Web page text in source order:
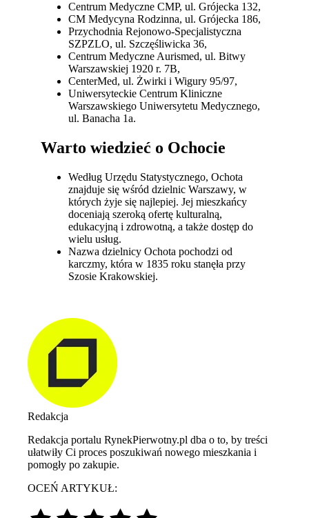
Centrum Medyczne CMP, ul. Grójecka 132,
CM Medycyna Rodzinna, ul. Grójecka 186,
Przychodnia Rejonowo-Specjalistyczna
SZPZLO, ul. Szczęśliwicka 36,
Centrum Medyczne Aurismed, ul. Bitwy
Warszawskiej 1920 r. 7B,
CenterMed, ul. Żwirki i Wigury 95/97,
Uniwersyteckie Centrum Kliniczne
Warszawskiego Uniwersytetu Medycznego,
ul. Banacha 1a.
Warto wiedzieć o Ochocie
Według Urzędu Statystycznego, Ochota
znajduje się wśród dzielnic Warszawy, w
których żyje się najlepiej. Jej mieszkańcy
doceniają szeroką ofertę kulturalną,
edukacyjną i zdrowotną, a także dostęp do
wielu usług.
Nazwa dzielnicy Ochota pochodzi od
karczmy, która w 1835 roku stanęła przy
Szosie Krakowskiej.
Redakcja
Redakcja portalu RynekPierwotny.pl dba o to, by treści
ułatwiły Ci proces poszukiwań nowego mieszkania i
pomogły po zakupie.
OCEŃ ARTYKUŁ: